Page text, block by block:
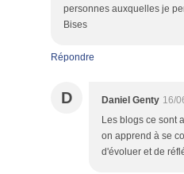
personnes auxquelles je
Bises
Répondre
D Daniel Genty 16/
Les blogs ce sont
on apprend à se
d'évoluer et de